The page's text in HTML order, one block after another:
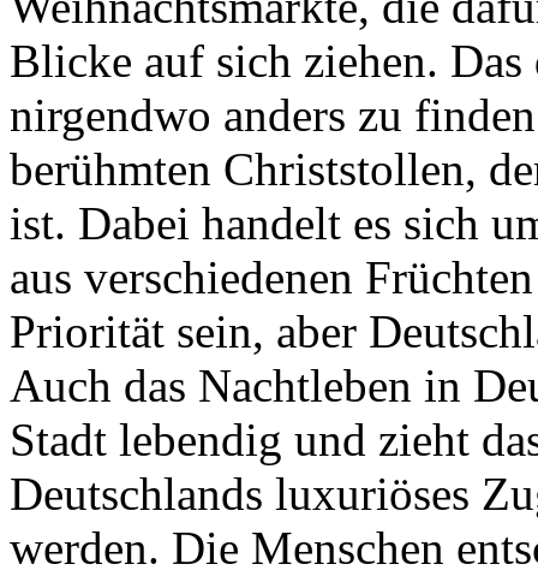
Blicke auf sich ziehen. Das
nirgendwo anders zu
berühmten Christstollen,
ist. Dabei handelt es sich
aus verschiedenen
Priorität sein, aber
Auch das Nachtleben in
Stadt lebendig und zieht
Deutschlands luxuriöses
werden. Die Menschen